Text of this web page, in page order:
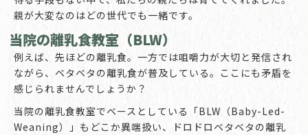
親が大変なのはどの世代でも一緒です。
当院の離乳食教室（BLW）
例えば、先ほどの離乳食。一方では咀嚼力が大切と発信され
ながら、ベタベタの離乳食が普及している。ここにも矛盾を
感じられませんでしょうか？
当院の離乳食教室でベースとしている「BLW（Baby-Led-
Weaning）」もどこか異端扱い、ドロドロベタベタの離乳